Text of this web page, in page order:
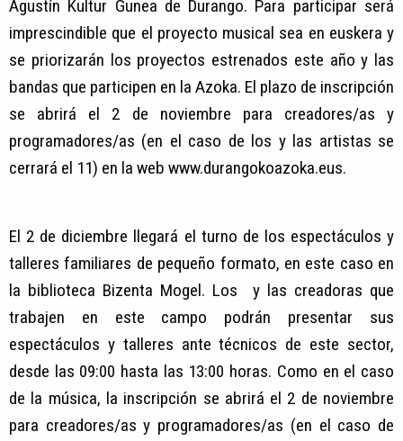
Agustín Kultur Gunea de Durango. Para participar será
imprescindible que el proyecto musical sea en euskera y
se priorizarán los proyectos estrenados este año y las
bandas que participen en la Azoka. El plazo de inscripción
se abrirá el 2 de noviembre para creadores/as y
programadores/as (en el caso de los y las artistas se
cerrará el 11) en la web www.durangokoazoka.eus.
El 2 de diciembre llegará el turno de los espectáculos y
talleres familiares de pequeño formato, en este caso en
la biblioteca Bizenta Mogel. Los y las creadoras que
trabajen en este campo podrán presentar sus
espectáculos y talleres ante técnicos de este sector,
desde las 09:00 hasta las 13:00 horas. Como en el caso
de la música, la inscripción se abrirá el 2 de noviembre
para creadores/as y programadores/as (en el caso de